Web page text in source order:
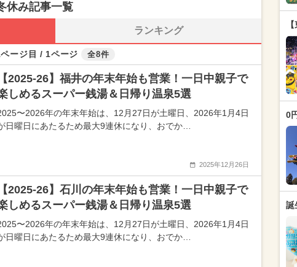
休み記事一覧
ランキング
ージ目 / 1ページ 全8件
【2025-26】福井の年末年始も営業！一日中親子で
しめるスーパー銭湯＆日帰り温泉5選
〜2026年の年末年始は、12月27日が土曜日、2026年1月4日
日曜日にあたるため最大9連休になり、おでか…
2025年12月26日
【2025-26】石川の年末年始も営業！一日中親子で
しめるスーパー銭湯＆日帰り温泉5選
〜2026年の年末年始は、12月27日が土曜日、2026年1月4日
日曜日にあたるため最大9連休になり、おでか…
0
誕